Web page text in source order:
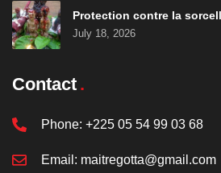
Protection contre la
July 18, 2026
Contact
Phone: +225 05 54 99 03 68
Email: maitregotta@gmail.com